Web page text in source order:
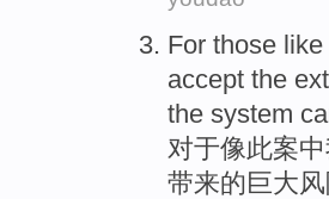
For those like
accept the
the system
对于像此案中
带来的巨大